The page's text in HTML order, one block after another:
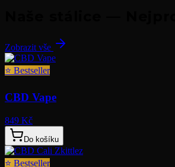
Zobrazit vše
⭐ Bestseller
CBD Vape
849 Kč
Do košíku
⭐ Bestseller